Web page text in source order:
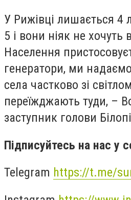
У Рижівці лишається 4
5 і вони ніяк не хочуть
Населення
генератори, ми
села частково зі
переїжджають туди, –
заступник голови
Підписуйтесь на нас у
Telegram https://t.me/